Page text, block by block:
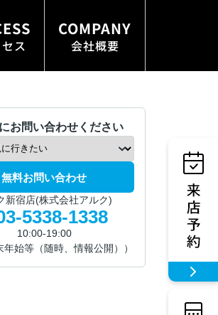
ス
COMPANY
会社概要
お問い合わせください
無料お問い合わせ
新宿店(株式会社アルク)
5338-1338
10:00-19:00
年始等（随時、情報公開））